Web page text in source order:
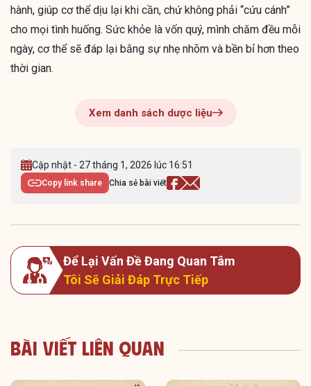
hành, giúp cơ thể dịu lại khi cần, chứ không phải “cứu cánh”
cho mọi tình huống. Sức khỏe là vốn quý, mình chăm đều mỗi
ngày, cơ thể sẽ đáp lại bằng sự nhẹ nhõm và bền bỉ hơn theo
thời gian.
Xem danh sách dược liệu
Cập nhật - 27 tháng 1, 2026 lúc 16:51
Copy link share Chia sẻ bài viết
Để Lại Vấn Đề Đang Quan Tâm
Tôi Sẽ Giải Đáp Trực Tiếp
Bài Viết Liên Quan